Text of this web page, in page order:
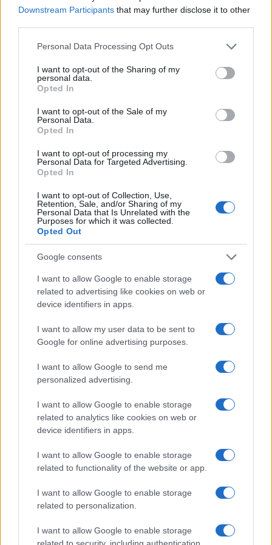
Downstream Participants that may further disclose it to other
Please note that this website/app uses one or more Google
not limited to your visit or usage behaviour. You may click to
grant or deny consent to Google and its third-party tags to
use your data for below specified purposes in below Google
consent section.
Personal Data Processing Opt Outs
I want to opt-out of the Sharing of my
personal data.
Opted In
I want to opt-out of the Sale of my
Personal Data.
Opted In
I want to opt-out of processing my
Personal Data for Targeted Advertising.
Opted In
I want to opt-out of Collection, Use,
Retention, Sale, and/or Sharing of my
Personal Data that Is Unrelated with the
Purposes for which it was collected.
Opted Out
Google consents
I want to allow Google to enable storage
related to advertising like cookies on web or
device identifiers in apps.
I want to allow my user data to be sent to
Google for online advertising purposes.
I want to allow Google to send me
personalized advertising.
I want to allow Google to enable storage
related to analytics like cookies on web or
device identifiers in apps.
I want to allow Google to enable storage
related to functionality of the website or app.
I want to allow Google to enable storage
related to personalization.
I want to allow Google to enable storage
related to security, including authentication
NECROLOGIE
Mario Malu
Paolo Pinna
I nostri cari
I nostri cari
I nostri cari
Giovannimaria Cabras
Invia un Comunicato Stampa| Pubblicità Segnala